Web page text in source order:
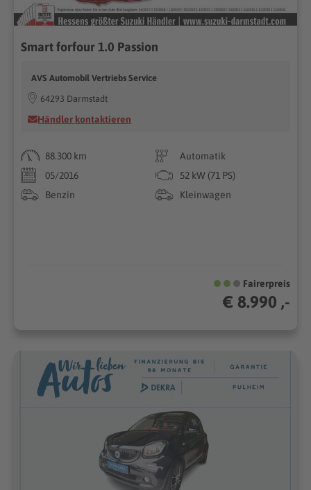
Smart forfour 1.0 Passion
AVS Automobil Vertriebs Service
64293 Darmstadt
Händler kontaktieren
88.300 km
Automatik
05/2016
52 kW (71 PS)
Benzin
Kleinwagen
Fairerpreis
€ 8.990 ,-